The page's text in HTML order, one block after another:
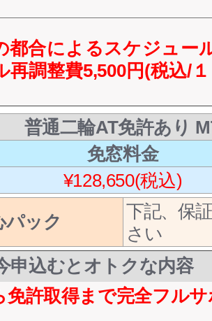
合によるスケジュー
再調整費5,500円(税込/
普通二輪AT免許あり
免窓料金
¥128,650(税込)
パック
下記、保
さい
申込むとオトクな内容
免許取得まで完全フル